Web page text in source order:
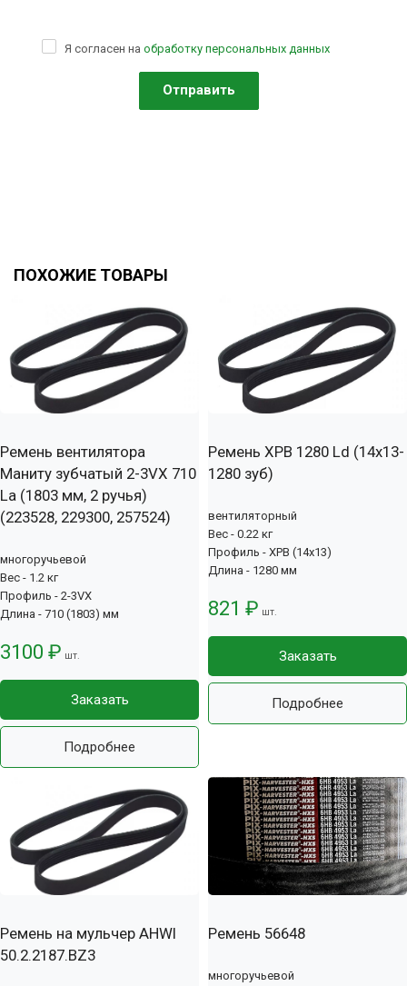
Я согласен на обработку персональных данных
ПОХОЖИЕ ТОВАРЫ
Ремень вентилятора
Маниту зубчатый 2-3VX 710
La (1803 мм, 2 ручья)
(223528, 229300, 257524)
многоручьевой
Вес - 1.2 кг
Профиль - 2-3VX
Длина - 710 (1803) мм
3100 ₽ шт.
Заказать
Подробнее
Ремень XPB 1280 Ld (14х13-
1280 зуб)
вентиляторный
Вес - 0.22 кг
Профиль - XPB (14x13)
Длина - 1280 мм
821 ₽ шт.
Заказать
Подробнее
Ремень на мульчер AHWI
50.2.2187.BZ3
Ремень 56648
многоручьевой